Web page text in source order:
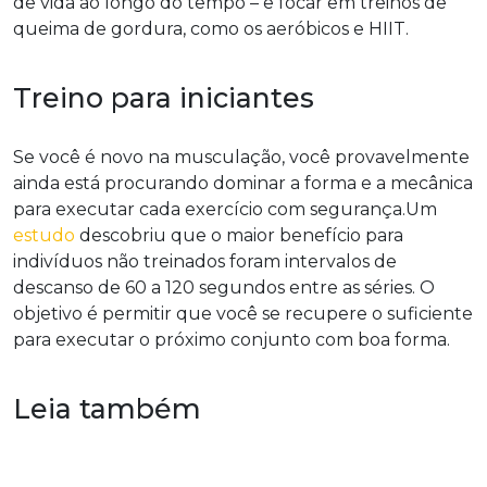
queima de gordura, como os aeróbicos e HIIT.
Treino para iniciantes
Se você é novo na musculação, você provavelmente
ainda está procurando dominar a forma e a mecânica
para executar cada exercício com segurança.Um
estudo descobriu que o maior benefício para
indivíduos não treinados foram intervalos de
descanso de 60 a 120 segundos entre as séries. O
objetivo é permitir que você se recupere o suficiente
para executar o próximo conjunto com boa forma.
Leia também